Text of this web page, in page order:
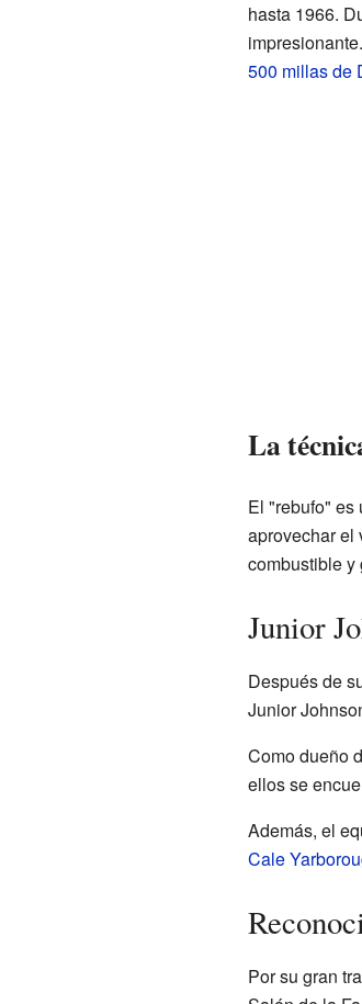
hasta 1966.
500 millas de
La
El "rebufo" es
aprovechar el
combustible y
Junior
Después de
Junior
Como dueño
ellos se
Además, el
Cale
Por su gran